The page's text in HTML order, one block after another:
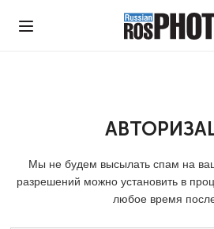
Мы не будем высылать спам на
разрешений можно установить в
любое время